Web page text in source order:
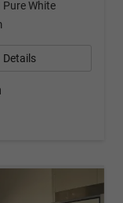
Pure White
Details